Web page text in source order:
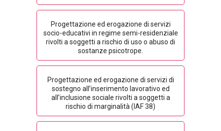
Progettazione ed erogazione di servizi
socio-educativi in regime semi-residenziale
rivolti a soggetti a rischio di uso o abuso di
sostanze psicotrope.
Progettazione ed erogazione di servizi di
sostegno all’inserimento lavorativo ed
all’inclusione sociale rivolti a soggetti a
rischio di marginalità (IAF 38)